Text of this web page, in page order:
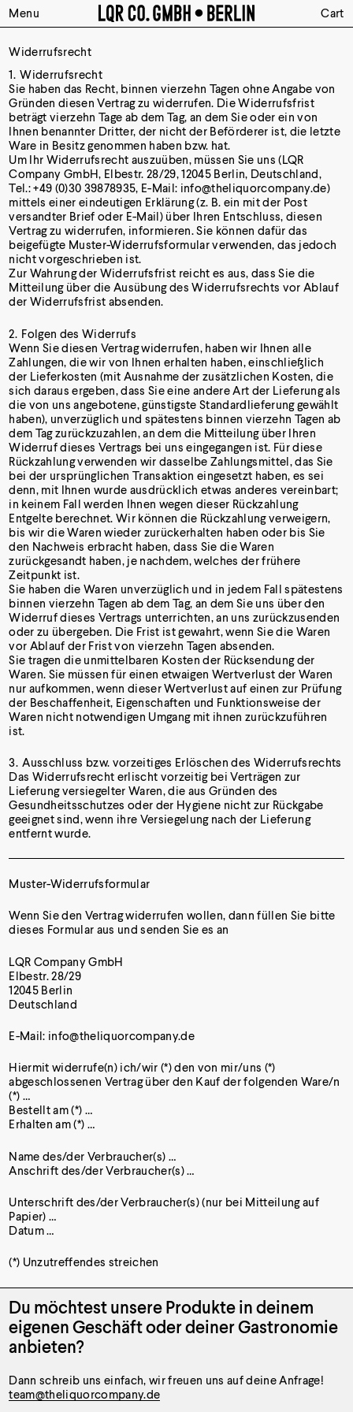
Menu Cart
Widerrufsrecht
Widerrufsrecht
Sie haben das Recht, binnen vierzehn Tagen ohne Angabe von
Gründen diesen Vertrag zu widerrufen. Die Widerrufsfrist
beträgt vierzehn Tage ab dem Tag, an dem Sie oder ein von
Ihnen benannter Dritter, der nicht der Beförderer ist, die letzte
Ware in Besitz genommen haben bzw. hat.
Um Ihr Widerrufsrecht auszuüben, müssen Sie uns (LQR
Company GmbH, Elbestr. 28/29, 12045 Berlin, Deutschland,
Tel.: +49 (0)30 39878935, E-Mail: info@theliquorcompany.de)
mittels einer eindeutigen Erklärung (z. B. ein mit der Post
versandter Brief oder E-Mail) über Ihren Entschluss, diesen
Vertrag zu widerrufen, informieren. Sie können dafür das
beigefügte Muster-Widerrufsformular verwenden, das jedoch
nicht vorgeschrieben ist.
Zur Wahrung der Widerrufsfrist reicht es aus, dass Sie die
Mitteilung über die Ausübung des Widerrufsrechts vor Ablauf
der Widerrufsfrist absenden.
Folgen des Widerrufs
Wenn Sie diesen Vertrag widerrufen, haben wir Ihnen alle
Zahlungen, die wir von Ihnen erhalten haben, einschließlich
der Lieferkosten (mit Ausnahme der zusätzlichen Kosten, die
sich daraus ergeben, dass Sie eine andere Art der Lieferung als
die von uns angebotene, günstigste Standardlieferung gewählt
haben), unverzüglich und spätestens binnen vierzehn Tagen ab
dem Tag zurückzuzahlen, an dem die Mitteilung über Ihren
Widerruf dieses Vertrags bei uns eingegangen ist. Für diese
Rückzahlung verwenden wir dasselbe Zahlungsmittel, das Sie
bei der ursprünglichen Transaktion eingesetzt haben, es sei
denn, mit Ihnen wurde ausdrücklich etwas anderes vereinbart;
in keinem Fall werden Ihnen wegen dieser Rückzahlung
Entgelte berechnet. Wir können die Rückzahlung verweigern,
bis wir die Waren wieder zurückerhalten haben oder bis Sie
den Nachweis erbracht haben, dass Sie die Waren
zurückgesandt haben, je nachdem, welches der frühere
Zeitpunkt ist.
Sie haben die Waren unverzüglich und in jedem Fall spätestens
binnen vierzehn Tagen ab dem Tag, an dem Sie uns über den
Widerruf dieses Vertrags unterrichten, an uns zurückzusenden
oder zu übergeben. Die Frist ist gewahrt, wenn Sie die Waren
vor Ablauf der Frist von vierzehn Tagen absenden.
Sie tragen die unmittelbaren Kosten der Rücksendung der
Waren. Sie müssen für einen etwaigen Wertverlust der Waren
nur aufkommen, wenn dieser Wertverlust auf einen zur Prüfung
der Beschaffenheit, Eigenschaften und Funktionsweise der
Waren nicht notwendigen Umgang mit ihnen zurückzuführen
ist.
Ausschluss bzw. vorzeitiges Erlöschen des Widerrufsrechts
Das Widerrufsrecht erlischt vorzeitig bei Verträgen zur
Lieferung versiegelter Waren, die aus Gründen des
Gesundheitsschutzes oder der Hygiene nicht zur Rückgabe
geeignet sind, wenn ihre Versiegelung nach der Lieferung
entfernt wurde.
Muster-Widerrufsformular
Wenn Sie den Vertrag widerrufen wollen, dann füllen Sie bitte
dieses Formular aus und senden Sie es an
LQR Company GmbH
Elbestr. 28/29
12045 Berlin
Deutschland
E-Mail: info@theliquorcompany.de
Hiermit widerrufe(n) ich/wir (*) den von mir/uns (*)
abgeschlossenen Vertrag über den Kauf der folgenden Ware/n
(*) …
Bestellt am (*) …
Erhalten am (*) …
Name des/der Verbraucher(s) …
Anschrift des/der Verbraucher(s) …
Unterschrift des/der Verbraucher(s) (nur bei Mitteilung auf
Papier) …
Datum …
(*) Unzutreffendes streichen
Du möchtest unsere Produktein deinem
eigenen Geschäft oderdeiner Gastronomie
anbieten?
Dann schreib uns einfach, wir freuen uns auf deine Anfrage!
team@theliquorcompany.de